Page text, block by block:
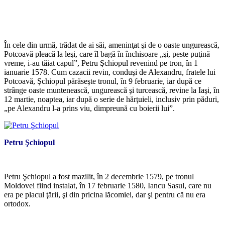
În cele din urmă, trădat de ai săi, ameninţat şi de o oaste ungurească,
Potcoavă pleacă la leşi, care îl bagă în închisoare „şi, peste puţină
vreme, i-au tăiat capul”, Petru Şchiopul revenind pe tron, în 1
ianuarie 1578. Cum cazacii revin, conduşi de Alexandru, fratele lui
Potcoavă, Şchiopul părăseşte tronul, în 9 februarie, iar după ce
strânge oaste muntenească, ungurească şi turcească, revine la Iaşi, în
12 martie, noaptea, iar după o serie de hărţuieli, inclusiv prin păduri,
„pe Alexandru l-a prins viu, dimpreună cu boierii lui”.
Petru Şchiopul
Petru Şchiopul a fost mazilit, în 2 decembrie 1579, pe tronul
Moldovei fiind instalat, în 17 februarie 1580, Iancu Sasul, care nu
era pe placul ţării, şi din pricina lăcomiei, dar şi pentru că nu era
ortodox.